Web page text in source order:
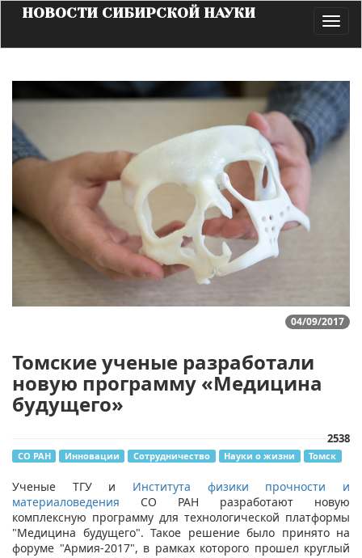
НОВОСТИ СИБИРСКОЙ НАУКИ
04/09/2017
Томские ученые разработали
новую программу «Медицина
будущего»
2538
СО РАН Инновации Сотрудничество Науки о жизни Томск
Ученые ТГУ и Института физики прочности и
материаловедения СО РАН разработают новую
комплексную программу для технологической платформы
"Медицина будущего". Такое решение было принято на
форуме "Армия-2017", в рамках которого прошел круглый